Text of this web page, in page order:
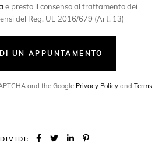
e presto il consenso al trattamento dei
del Reg. UE 2016/679 (Art. 13)
UN APPUNTAMENTO
and the Google Privacy Policy andTerms